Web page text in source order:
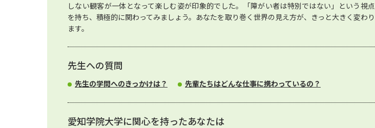
しない観客が一体となって楽しむ姿が印象的でした。「障がい者は特別ではない」という視点
を持ち、積極的に関わってみましょう。あなたを取り巻く世界の見え方が、きっと大きく変わり
ます。
先生への質問
先生の学問へのきっかけは？ 先輩たちはどんな仕事に携わっているの？
愛知学院大学に関心を持ったあなたは